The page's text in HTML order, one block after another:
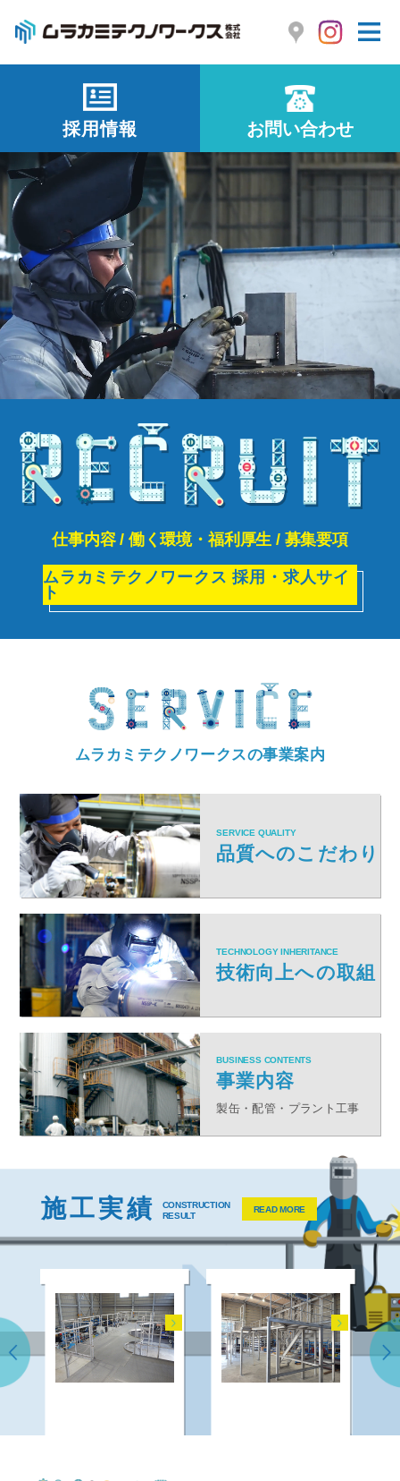
ムラカミテクノワークスは、プラント工事を通じ
て、
人と社会の“つながり”を大切にすることが、
明日の進化に“つながる”ことを実践する企業です。
採用情報 お問い合わせ
仕事内容 / 働く環境・福利厚生 / 募集要項
ムラカミテクノワークス 採用・求人サイ
ト
ムラカミテクノワークスの事業案内
SERVICE QUALITY
品質へのこだわり
TECHNOLOGY INHERITANCE
技術向上への取組
BUSINESS CONTENTS
事業内容
製缶・配管・プラント工事
施工実績
CONSTRUCTION
RESULT
READ MORE